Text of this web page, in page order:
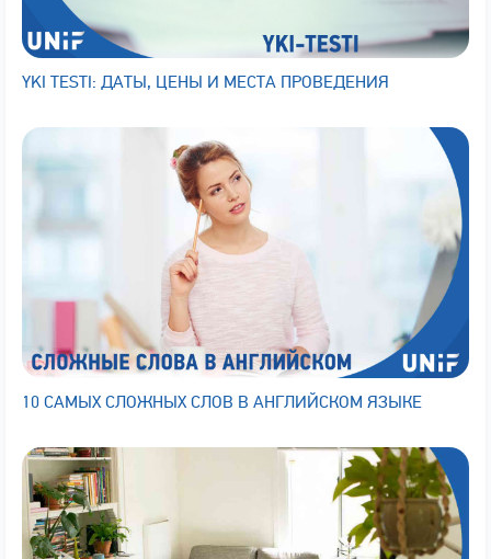
YKI TESTI: ДАТЫ, ЦЕНЫ И МЕСТА ПРОВЕДЕНИЯ
10 САМЫХ СЛОЖНЫХ СЛОВ В АНГЛИЙСКОМ ЯЗЫКЕ